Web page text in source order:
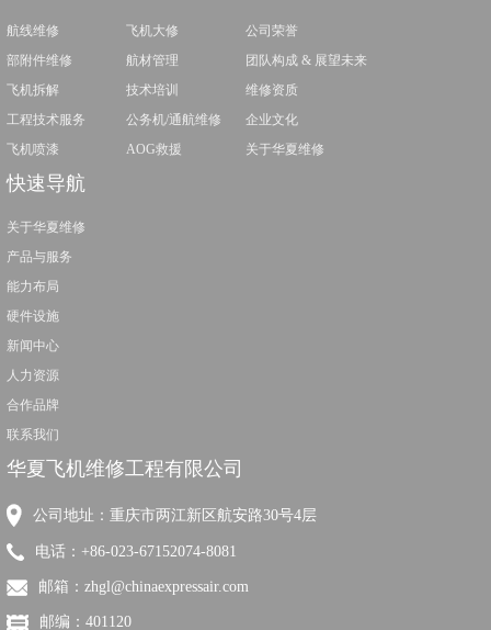
航线维修
飞机大修
部附件维修
航材管理
飞机拆解
技术培训
工程技术服务
公务机/通航维修
飞机喷漆
AOG救援
公司荣誉
团队构成 & 展望未来
维修资质
企业文化
关于华夏维修
快速导航
关于华夏维修
产品与服务
能力布局
硬件设施
新闻中心
人力资源
合作品牌
联系我们
华夏飞机维修工程有限公司
公司地址：重庆市两江新区航安路30号4层
电话：+86-023-67152074-8081
邮箱：zhgl@chinaexpressair.com
邮编：401120